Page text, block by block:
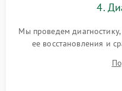
4.
Мы проведем
ее восстановления и